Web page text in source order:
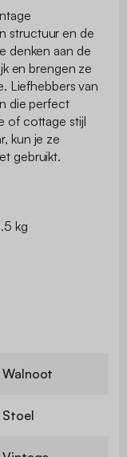
structuur en de
denken aan de
en brengen ze
Liefhebbers van
die perfect
of cottage stijl
kun je ze
gebruikt.
kg
Walnoot
Stoel